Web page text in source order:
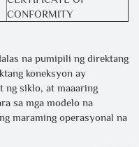
CONFORMITY
na pumipili ng direktang
koneksyon ay
ng siklo, at maaaring
sa mga modelo na
maraming operasyonal na